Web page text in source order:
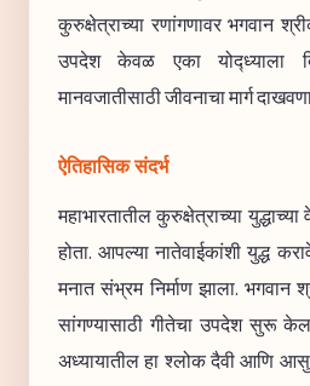
कुरुक्षेत्राच्या रणांगणावर भगवान
उपदेश केवळ एका योद्ध्याला
मानवजातीसाठी जीवनाचा मार्ग
ऐतिहासिक संदर्भ
महाभारतातील कुरुक्षेत्राच्या
होता. आपल्या नातेवाईकांशी युद्ध
मनात संभ्रम निर्माण झाला. भगवान
सांगण्यासाठी गीतेचा उपदेश सुरू
अध्यायातील हा श्लोक दैवी आणि